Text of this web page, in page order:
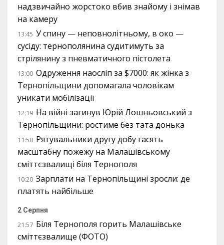
надзвичайно жорстоко вбив знайому і знімав
на камеру
13:45 У спину — неповнолітньому, в око —
сусіду: тернополянина судитимуть за
стрілянину з пневматичного пістолета
13:00 Одруження наосліп за $7000: як жінка з
Тернопільщини допомагала чоловікам
уникати мобілізації
12:19 На війні загинув Юрій Лошньовський з
Тернопільщини: ростиме без тата донька
11:50 Рятувальники другу добу гасять
масштабну пожежу на Малашівському
сміттєзвалищі біля Тернополя
10:20 Зарплати на Тернопільщині зросли: де
платять найбільше
2 Серпня
21:57 Біля Тернополя горить Малашівське
сміттєзвалище (ФОТО)